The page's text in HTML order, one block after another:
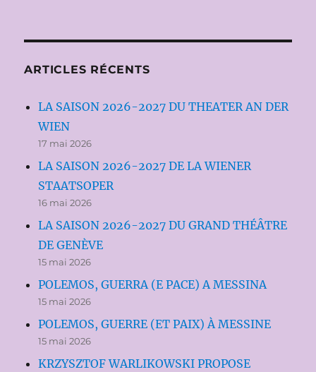
ARTICLES RÉCENTS
LA SAISON 2026-2027 DU THEATER AN DER
WIEN
17 mai 2026
LA SAISON 2026-2027 DE LA WIENER
STAATSOPER
16 mai 2026
LA SAISON 2026-2027 DU GRAND THÉÂTRE
DE GENÈVE
15 mai 2026
POLEMOS, GUERRA (E PACE) A MESSINA
15 mai 2026
POLEMOS, GUERRE (ET PAIX) À MESSINE
15 mai 2026
KRZYSZTOF WARLIKOWSKI PROPOSE